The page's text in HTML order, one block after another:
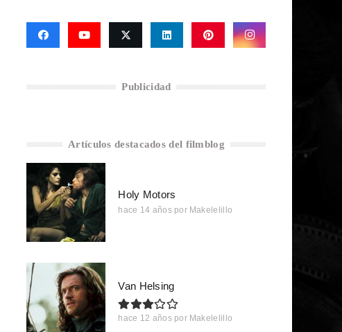
Publicidad
Artículos destacados del filmblog
Holy Motors
hace 14 años por Makelelillo
Van Helsing
hace 12 años por Makelelillo